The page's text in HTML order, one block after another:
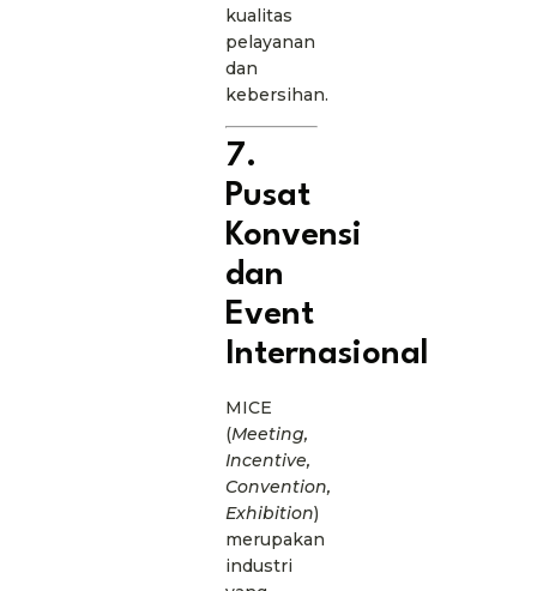
kualitas
pelayanan
dan
kebersihan.
7.
Pusat
Konvensi
dan
Event
Internasional
MICE
(Meeting,
Incentive,
Convention,
Exhibition)
merupakan
industri